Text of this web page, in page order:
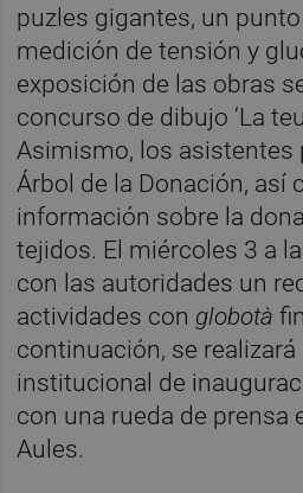
puzles gigantes, un
medición de tensión y
exposición de las obras
concurso de dibujo ‘La
Asimismo, los asistentes
Árbol de la Donación, así
información sobre la
tejidos. El miércoles 3 a
con las autoridades un
actividades con globotà
continuación, se realizará
institucional de
con una rueda de prensa
Aules.